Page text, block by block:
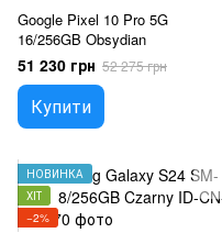
Google Pixel 10 Pro 5G
16/256GB Obsydian
51 230 грн 52 275 грн
Купити
НОВИНКА
ХІТ
−2%